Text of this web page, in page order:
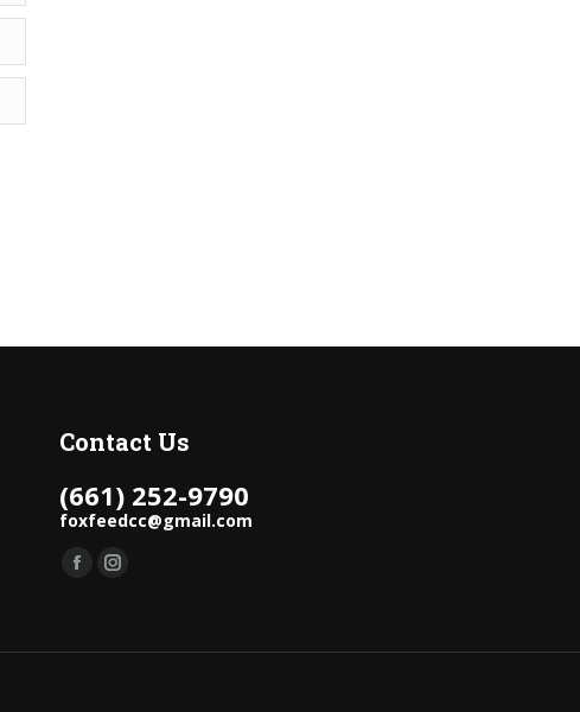
Contact Us
(661) 252-9790
foxfeedcc@gmail.com
Find us on:
FacebookInstagram